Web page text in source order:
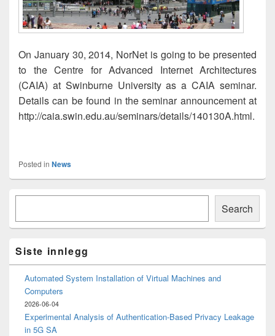
On January 30, 2014, NorNet is going to be presented
to the Centre for Advanced Internet Architectures
(CAIA) at Swinburne University as a CAIA seminar.
Details can be found in the seminar announcement at
http://caia.swin.edu.au/seminars/details/140130A.html.
Posted in News
Primary
Area
Search
Siste innlegg
Automated System Installation of Virtual Machines and
Computers
2026-06-04
Experimental Analysis of Authentication-Based Privacy Leakage
in 5G SA